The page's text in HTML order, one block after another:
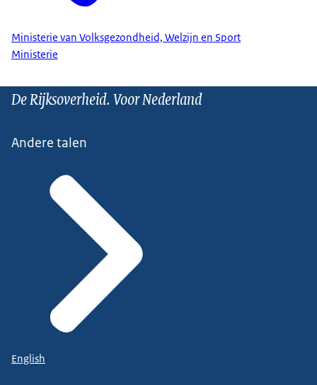
Ministerie van Volksgezondheid, Welzijn en Sport
Ministerie
De Rijksoverheid. Voor Nederland
Andere talen
English